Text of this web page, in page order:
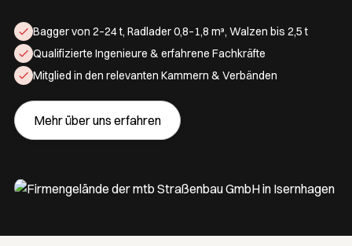
Bagger von 2–24 t, Radlader 0,8–1,8 m³, Walzen bis 2,5 t
Qualifizierte Ingenieure & erfahrene Fachkräfte
Mitglied in den relevanten Kammern & Verbänden
Mehr über uns erfahren